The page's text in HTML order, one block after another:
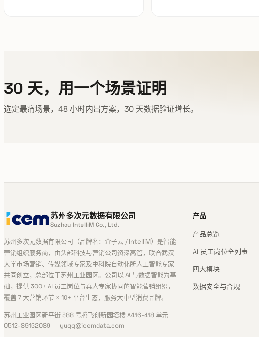
30 天，用一个场景证明
选定最痛场景，48 小时内出方案，30 天数据验证增长。
苏州多次元数据有限公司
Suzhou IntelliM Co., Ltd.
苏州多次元数据有限公司（品牌名：介子云 / IntelliM）是智能
营销组织服务商，由头部科技与营销公司资深高管，联合武汉
大学市场营销、传媒领域专家及中科院自动化所人工智能专家
共同创立，总部位于苏州工业园区。公司以 AI 与数据智能为基
础，提供 300+ AI 员工岗位与真人专家协同的智能营销组织，
覆盖 7 大营销环节 × 10+ 平台生态，服务大中型消费品牌。
苏州工业园区新平街 388 号腾飞创新园塔楼 A416-418 单元
0512-89162089 ｜ yuqq@icemdata.com
产品
产品总览
AI 员工岗位全列表
四大模块
数据安全与合规